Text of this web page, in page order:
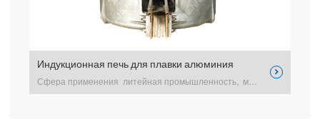
Индукционная печь для плавки алюминия
Сфера применения литейная промышленность, машинострое excerpt …
